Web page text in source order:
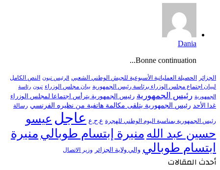
Dania
Bonne continuation...
الجزائر الحصيلة العملياتية الأسبوعية للجيش الوطني الشعبي الرئيس تبون النص الكامل
لبيان اجتماع مجلس الوزراء برئاسة رئيس الجمهورية بيان مجلس الوزراء تبون رئاسة
الجمهورية رئيس الجمهورية رئيس الجمهورية يترأس اجتماعا لمجلس الوزراء
غدا الأحد رئيس الجمهورية يتلقى مكالمة هاتفية من نظيره الفرنسي رسالة
رئيس الجمهورية بمناسبة اليوم الوطني للهجرة ع.ح.ع عاجل عيسو
حسين عبد الله منيرة إبتسام طوبالي منيرة
ابتسام طوبالي والي ولاية الجزائر وزير الاتصال
أحدث المقالات